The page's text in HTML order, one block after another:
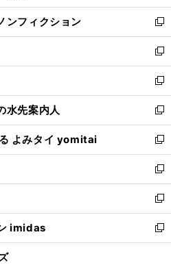
開
く
ウ
で
開
く
ン
ド
ウ
で
開
く
ウ
ィ
ン
ド
ウ
で
開
く
ンフィクション
新
し
い
ウ
ィ
ン
ド
ウ
で
開
く
新
し
い
ウ
ィ
ン
ド
ウ
で
開
く
新
し
い
ウ
ィ
ン
ド
ウ
で
開
く
水先案内人
新
し
い
ウ
ィ
ン
ド
ウ
で
開
よみタイ yomitai
新
し
い
ウ
ィ
ン
ド
ウ
新
し
い
ウ
ィ
ン
新
し
い
ウ
imidas
新
し